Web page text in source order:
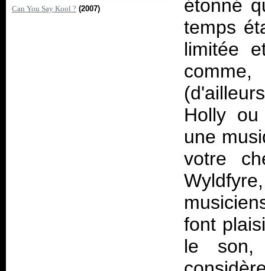
Can You Say Kool ? (2007)
étonné
temps
limitée
Holly
une
votre
font
le son,